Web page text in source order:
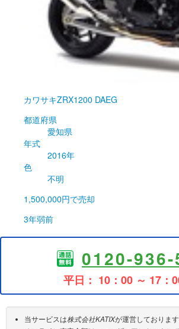
カワサキZRX1200 DAEG
都道府県
愛知県
年式
2016年
色
不明
1,500,000円で売却
3年弱前
0120-936-
平日： 10：00 ～ 17：
当サービスは株式会社KATIXが運営しております